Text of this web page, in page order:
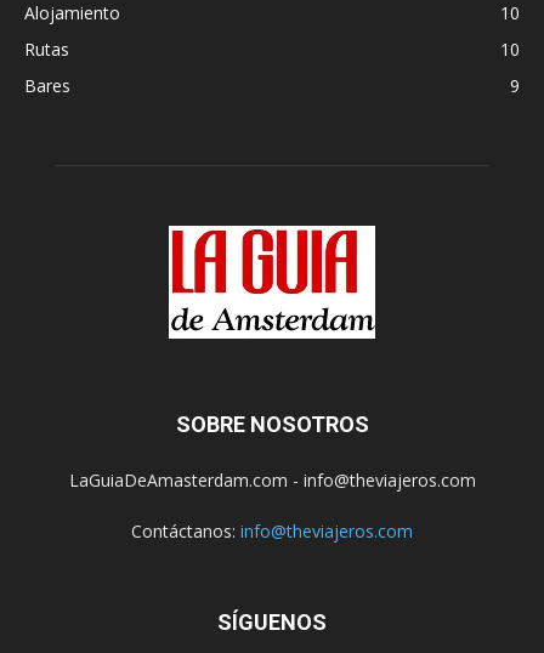
Alojamiento
10
Rutas
10
Bares
9
SOBRE NOSOTROS
LaGuiaDeAmasterdam.com - info@theviajeros.com
Contáctanos: info@theviajeros.com
SÍGUENOS